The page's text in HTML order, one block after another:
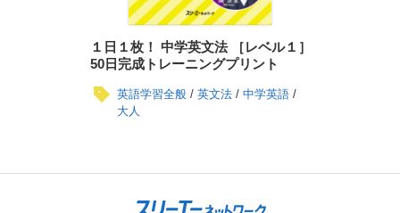
１日１枚！ 中学英文法 ［レベル１］
50日完成トレーニングプリント
英語学習全般 英文法
中学英語
大人